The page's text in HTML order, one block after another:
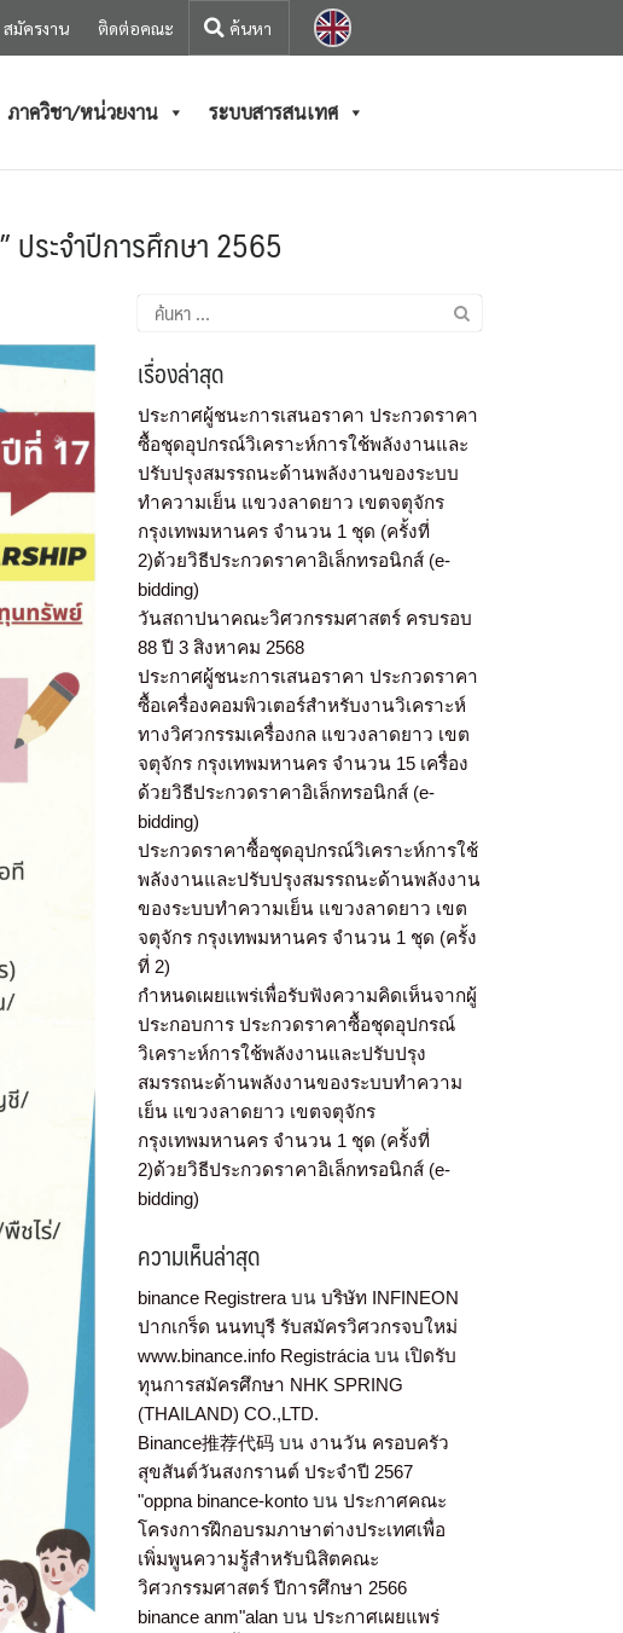
สมัครงาน ติดต่อคณะ
ภาควิชา/หน่วยงาน ระบบสารสนเทศ
ประจำปีการศึกษา 2565
เรื่องล่าสุด
ประกาศผู้ชนะการเสนอราคา ประกวดราคา
ซื้อชุดอุปกรณ์วิเคราะห์การใช้พลังงานและ
ปรับปรุงสมรรถนะด้านพลังงานของระบบ
ทำความเย็น แขวงลาดยาว เขตจตุจักร
กรุงเทพมหานคร จำนวน 1 ชุด (ครั้งที่
2)ด้วยวิธีประกวดราคาอิเล็กทรอนิกส์ (e-
bidding)
วันสถาปนาคณะวิศวกรรมศาสตร์ ครบรอบ
88 ปี 3 สิงหาคม 2568
ประกาศผู้ชนะการเสนอราคา ประกวดราคา
ซื้อเครื่องคอมพิวเตอร์สำหรับงานวิเคราะห์
ทางวิศวกรรมเครื่องกล แขวงลาดยาว เขต
จตุจักร กรุงเทพมหานคร จำนวน 15 เครื่อง
ด้วยวิธีประกวดราคาอิเล็กทรอนิกส์ (e-
bidding)
ประกวดราคาซื้อชุดอุปกรณ์วิเคราะห์การใช้
พลังงานและปรับปรุงสมรรถนะด้านพลังงาน
ของระบบทำความเย็น แขวงลาดยาว เขต
จตุจักร กรุงเทพมหานคร จำนวน 1 ชุด (ครั้ง
ที่ 2)
กำหนดเผยแพร่เพื่อรับฟังความคิดเห็นจากผู้
ประกอบการ ประกวดราคาซื้อชุดอุปกรณ์
วิเคราะห์การใช้พลังงานและปรับปรุง
สมรรถนะด้านพลังงานของระบบทำความ
เย็น แขวงลาดยาว เขตจตุจักร
กรุงเทพมหานคร จำนวน 1 ชุด (ครั้งที่
2)ด้วยวิธีประกวดราคาอิเล็กทรอนิกส์ (e-
bidding)
ความเห็นล่าสุด
binance Registrera บนบริษัท INFINEON
ปากเกร็ด นนทบุรี รับสมัครวิศวกรจบใหม่
www.binance.info Registrácia บน เปิดรับ
ทุนการสมัครศึกษา NHK SPRING
(THAILAND) CO.,LTD.
Binance推荐代码 บน งานวัน ครอบครัว
สุขสันต์วันสงกรานต์ ประจำปี 2567
"oppna binance-konto บนประกาศคณะ
โครงการฝึกอบรมภาษาต่างประเทศเพื่อ
เพิ่มพูนความรู้สำหรับนิสิตคณะ
วิศวกรรมศาสตร์ ปีการศึกษา 2566
binance anm"alan บนประกาศเผยแพร่